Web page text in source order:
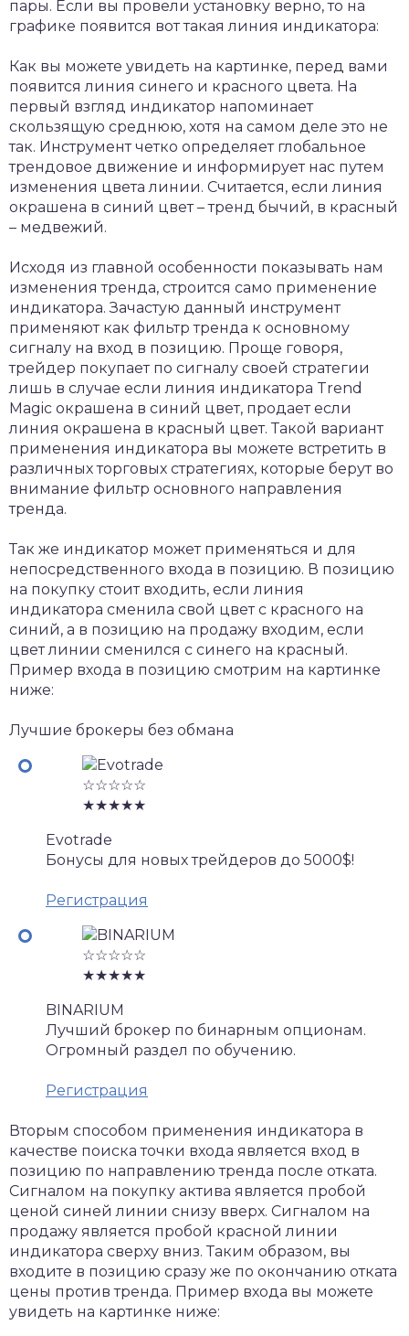
пары. Если вы провели установку верно, то на
графике появится вот такая линия индикатора:
Как вы можете увидеть на картинке, перед вами
появится линия синего и красного цвета. На
первый взгляд индикатор напоминает
скользящую среднюю, хотя на самом деле это не
так. Инструмент четко определяет глобальное
трендовое движение и информирует нас путем
изменения цвета линии. Считается, если линия
окрашена в синий цвет – тренд бычий, в красный
– медвежий.
Исходя из главной особенности показывать нам
изменения тренда, строится само применение
индикатора. Зачастую данный инструмент
применяют как фильтр тренда к основному
сигналу на вход в позицию. Проще говоря,
трейдер покупает по сигналу своей стратегии
лишь в случае если линия индикатора Trend
Magic окрашена в синий цвет, продает если
линия окрашена в красный цвет. Такой вариант
применения индикатора вы можете встретить в
различных торговых стратегиях, которые берут во
внимание фильтр основного направления
тренда.
Так же индикатор может применяться и для
непосредственного входа в позицию. В позицию
на покупку стоит входить, если линия
индикатора сменила свой цвет с красного на
синий, а в позицию на продажу входим, если
цвет линии сменился с синего на красный.
Пример входа в позицию смотрим на картинке
ниже:
Лучшие брокеры без обмана
☆☆☆☆☆
★★★★★
Evotrade
Бонусы для новых трейдеров до 5000$!
Регистрация
☆☆☆☆☆
★★★★★
BINARIUM
Лучший брокер по бинарным опционам.
Огромный раздел по обучению.
Регистрация
Вторым способом применения индикатора в
качестве поиска точки входа является вход в
позицию по направлению тренда после отката.
Сигналом на покупку актива является пробой
ценой синей линии снизу вверх. Сигналом на
продажу является пробой красной линии
индикатора сверху вниз. Таким образом, вы
входите в позицию сразу же по окончанию отката
цены против тренда. Пример входа вы можете
увидеть на картинке ниже: